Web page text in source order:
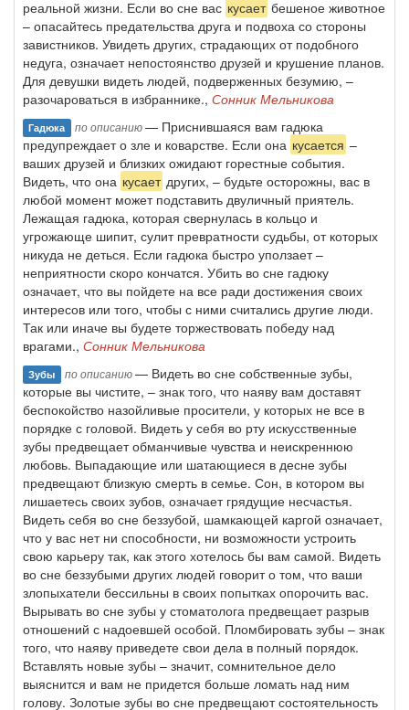
реальной жизни. Если во сне вас кусает бешеное животное
– опасайтесь предательства друга и подвоха со стороны
завистников. Увидеть других, страдающих от подобного
недуга, означает непостоянство друзей и крушение планов.
Для девушки видеть людей, подверженных безумию, –
разочароваться в избраннике., Сонник Мельникова
Гадюка по описанию— Приснившаяся вам гадюка
предупреждает о зле и коварстве. Если она кусается –
ваших друзей и близких ожидают горестные события.
Видеть, что она кусает других, – будьте осторожны, вас в
любой момент может подставить двуличный приятель.
Лежащая гадюка, которая свернулась в кольцо и
угрожающе шипит, сулит превратности судьбы, от которых
никуда не деться. Если гадюка быстро уползает –
неприятности скоро кончатся. Убить во сне гадюку
означает, что вы пойдете на все ради достижения своих
интересов или того, чтобы с ними считались другие люди.
Так или иначе вы будете торжествовать победу над
врагами., Сонник Мельникова
Зубы по описанию— Видеть во сне собственные зубы,
которые вы чистите, – знак того, что наяву вам доставят
беспокойство назойливые просители, у которых не все в
порядке с головой. Видеть у себя во рту искусственные
зубы предвещает обманчивые чувства и неискреннюю
любовь. Выпадающие или шатающиеся в десне зубы
предвещают близкую смерть в семье. Сон, в котором вы
лишаетесь своих зубов, означает грядущие несчастья.
Видеть себя во сне беззубой, шамкающей каргой означает,
что у вас нет ни способности, ни возможности устроить
свою карьеру так, как этого хотелось бы вам самой. Видеть
во сне беззубыми других людей говорит о том, что ваши
злопыхатели бессильны в своих попытках опорочить вас.
Вырывать во сне зубы у стоматолога предвещает разрыв
отношений с надоевшей особой. Пломбировать зубы – знак
того, что наяву приведете свои дела в полный порядок.
Вставлять новые зубы – значит, сомнительное дело
выяснится и вам не придется больше ломать над ним
голову. Золотые зубы во сне предвещают состоятельность